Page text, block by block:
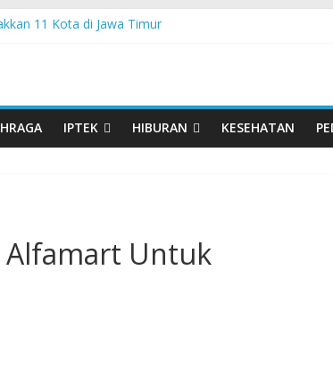
11 Kota di Jawa Timur
Listrik Masuk Desa, PLN Edukasi Keselamatan
IPTEK HIBURAN KESEHATAN
Alfamart Untuk